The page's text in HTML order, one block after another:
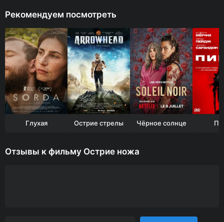
Рекомендуем посмотреть
Глухая Острие стрелы Чёрное солнце
Отзывы к фильму Острие ножа